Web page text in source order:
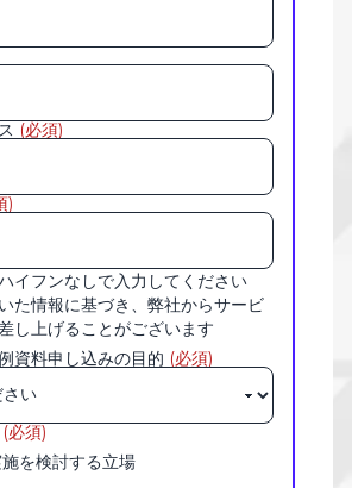
(必須)
)
イフンなしで入力してください
た情報に基づき、弊社からサービ
し上げることがございます
資料申し込みの目的 (必須)
(必須)
を検討する立場